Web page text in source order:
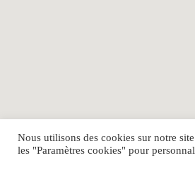
Nous utilisons des cookies sur notre
les "Paramètres cookies" pour